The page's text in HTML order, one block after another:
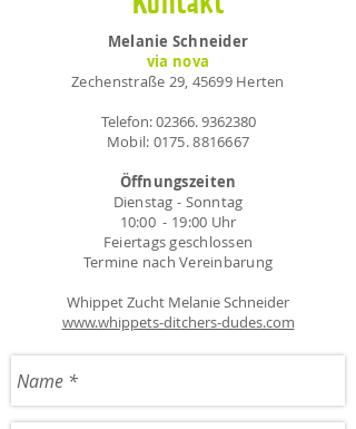
Melanie Schneider
via nova
Zechenstraße 29, 45699 Herten
Telefon:02366. 9362380
Mobil: 0175. 8816667
Öffnungszeiten
Dienstag - Sonntag
10:00 - 19:00 Uhr
Feiertags geschlossen
Termine nach Vereinbarung
Whippet Zucht Melanie Schneider
www.whippets-ditchers-dudes.com